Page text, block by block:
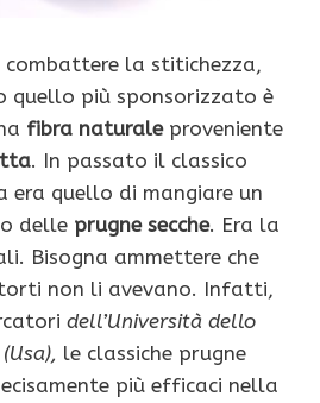
combattere la stitichezza,
quello più sponsorizzato è
fibra naturaleproveniente
. In passato il classico
era quello di mangiare un
delle prugne secche. Era la
Bisogna ammettere che
non li avevano. Infatti,
dell’Università dello
le classiche prugne
più efficaci nella